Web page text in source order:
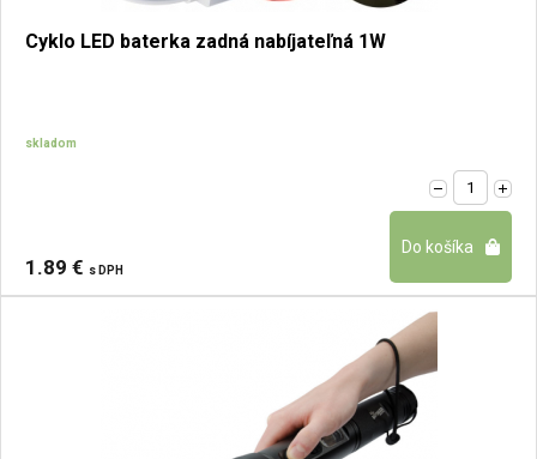
Cyklo LED baterka zadná nabíjateľná 1W
skladom
1.89 € s DPH